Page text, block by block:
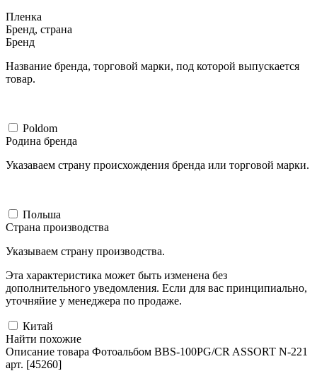
Пленка
Бренд, страна
Бренд
Название бренда, торговой марки, под которой выпускается
товар.
Poldom
Родина бренда
Указаваем страну происхождения бренда или торговой марки.
Польша
Страна производства
Указываем страну производства.
Эта характеристика может быть изменена без
дополнительного уведомления. Если для вас принципиально,
уточняйие у менеджера по продаже.
Китай
Найти похожие
Описание товара Фотоальбом BBS-100PG/CR ASSORT N-221
арт. [45260]